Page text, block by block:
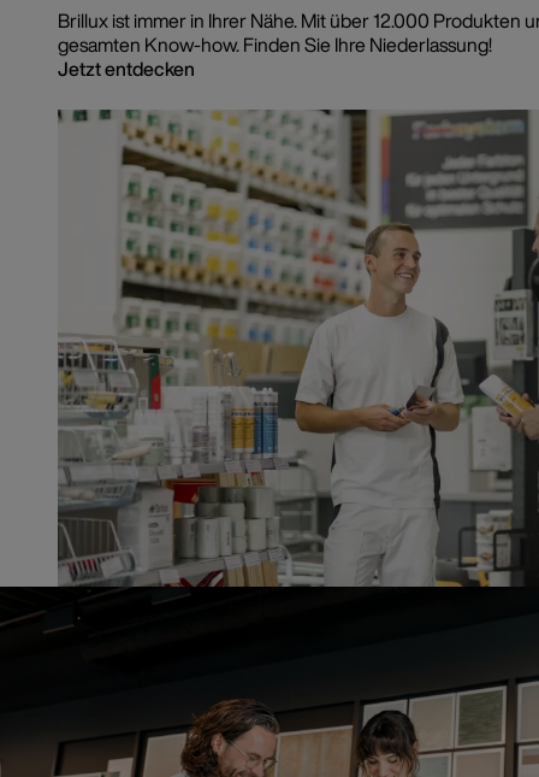
Brillux ist immer in Ihrer Nähe. Mit über 12.000 Produkten
gesamten Know-how. Finden Sie Ihre Niederlassung!
Jetzt entdecken